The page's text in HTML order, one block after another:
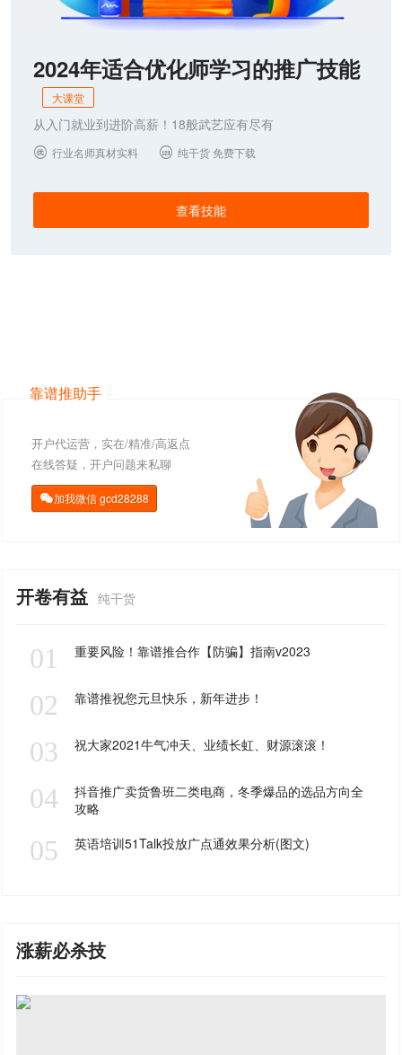
2024年适合优化师学习的推广技能
大课堂
从入门就业到进阶高薪！18般武艺应有尽有
 行业名师真材实料  纯干货 免费下载
查看技能
靠谱推助手
开户代运营，实在/精准/高返点
在线答疑，开户问题来私聊
加我微信gcd28288
开卷有益 纯干货
01 重要风险！靠谱推合作【防骗】指南v2023
02 靠谱推祝您元旦快乐，新年进步！
03 祝大家2021牛气冲天、业绩长虹、财源滚滚！
04
抖音推广卖货鲁班二类电商，冬季爆品的选品方向全
攻略
05 英语培训51Talk投放广点通效果分析(图文)
涨薪必杀技